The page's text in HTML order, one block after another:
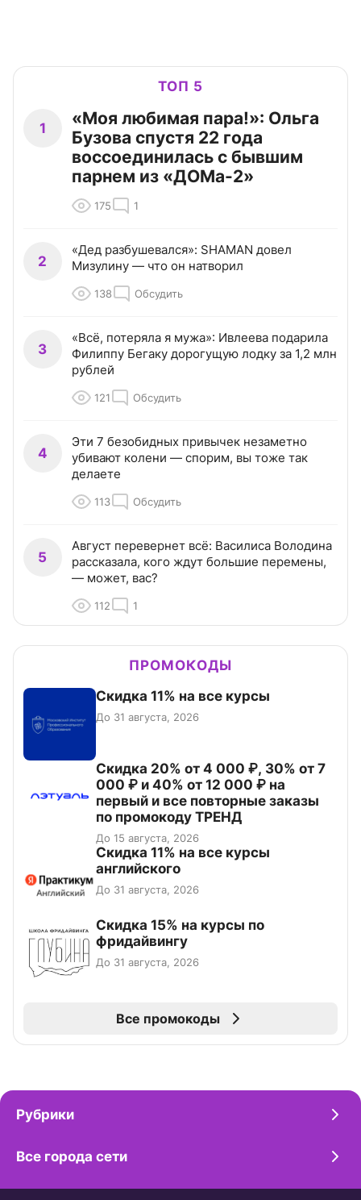
ТОП 5
1
«Моя любимая пара!»: Ольга
Бузова спустя 22 года
воссоединилась с бывшим
парнем из «ДОМа-2»
175 1
2
«Дед разбушевался»: SHAMAN довел
Мизулину — что он натворил
138 Обсудить
3
«Всё, потеряла я мужа»: Ивлеева подарила
Филиппу Бегаку дорогущую лодку за 1,2 млн
рублей
121 Обсудить
4
Эти 7 безобидных привычек незаметно
убивают колени — спорим, вы тоже так
делаете
113 Обсудить
5
Август перевернет всё: Василиса Володина
рассказала, кого ждут большие перемены,
— может, вас?
112 1
ПРОМОКОДЫ
Скидка 11% на все курсы
До 31 августа, 2026
Скидка 20% от 4 000 ₽, 30% от 7
000 ₽ и 40% от 12 000 ₽ на
первый и все повторные заказы
по промокоду ТРЕНД
До 15 августа, 2026
Скидка 11% на все курсы
английского
До 31 августа, 2026
Скидка 15% на курсы по
фридайвингу
До 31 августа, 2026
Все промокоды
Рубрики
Все города сети